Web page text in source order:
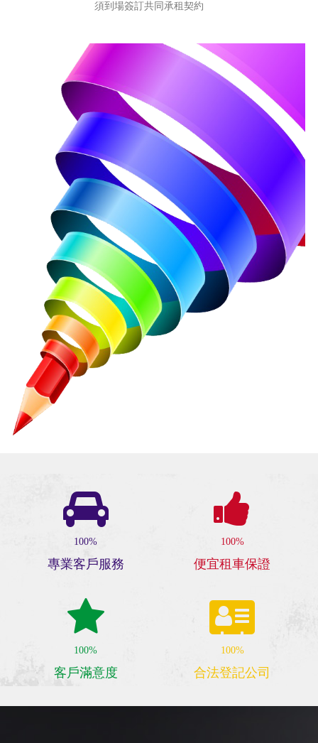
須到場簽訂共同承租契約
100%
專業客戶服務
100%
便宜租車保證
100%
客戶滿意度
100%
合法登記公司